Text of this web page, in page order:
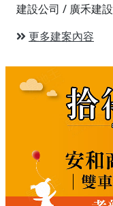
建設公司 / 廣禾建設
更多建案內容